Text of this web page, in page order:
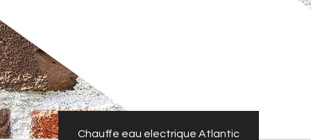
Chauffe eau electrique Atlantic